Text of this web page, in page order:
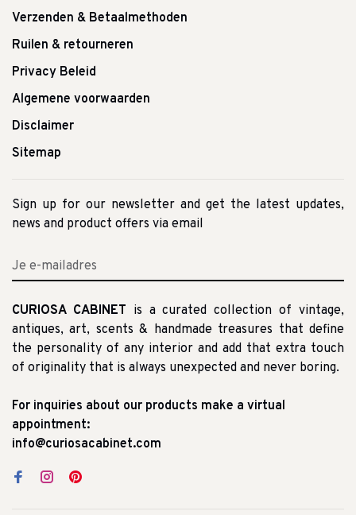
Verzenden & Betaalmethoden
Ruilen & retourneren
Privacy Beleid
Algemene voorwaarden
Disclaimer
Sitemap
Sign up for our newsletter and get the latest updates,
news and product offers via email
CURIOSA CABINET is a curated collection of vintage,
antiques, art, scents & handmade treasures that define
the personality of any interior and add that extra touch
of originality that is always unexpected and never boring.
For inquiries about our products make a virtual
appointment:
info@curiosacabinet.com